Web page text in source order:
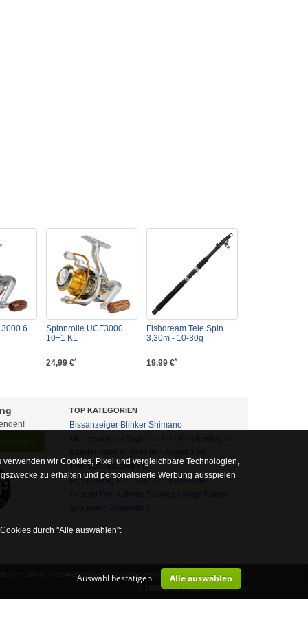
6
Spinnrolle UCF3000
10+1 KL
24,99 €*
Fishdream Tele Spin
3,30m - 10-30g
19,99 €*
TOP KATEGORIEN
Bissanzeiger Blinker Shimano
TOP SUCHBEGRIFFE
Forellenteig Multirolle Shimano Rolle
Online-Shop Angelshop für Angelzubehör- und Outdoor-Ausrüstung!
© 1989-2026 | angel-domaene.de
wir Cookies, Pixel und vergleichbare Technologien,
zu erhalten und personalisierte Werbung ausspielen
durch "Alle auswählen":
auf diese nicht verzichtet werden kann
Auswahl bestätigen Alle auswählen